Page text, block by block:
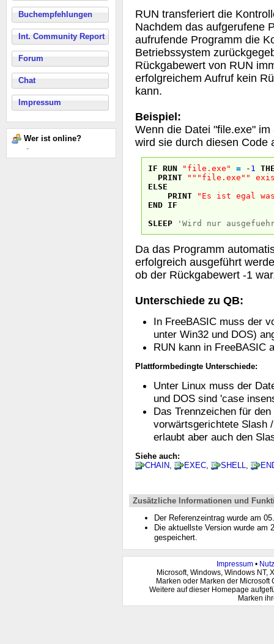
Buchempfehlungen
Int. Community Report
Forum
Chat
Impressum
Wer ist online?
-
RUN transferiert die
Nachdem das aufgerufene
aufrufende Programm die
Betriebssystem
Rückgabewert von RUN
erfolgreichem Aufruf kein
kann.
Beispiel:
Wenn die Datei "file.exe"
wird sie durch diesen Code
IF RUN "file.exe" = - 1
PRINT
"" "file.exe" "
ELSE
PRINT
"Es ist egal
END IF
SLEEP
'Wird nur
Da das Programm
erfolgreich ausgeführt
ob der Rückgabewert -1
Unterschiede zu QB:
In FreeBASIC muss der
unter Win32 und DOS)
RUN kann in FreeBASIC
Plattformbedingte Unterschiede:
Unter Linux muss der
und DOS sind 'case
Das Trennzeichen für
vorwärtsgerichtete Slash
erlaubt aber auch den
Siehe auch:
CHAIN
EXEC SHELL
Zusätzliche Informationen und
Der Referenzeintrag wurde am
Die aktuellste Version wurde am
gespeichert.
Impressum•
Microsoft, Windows, Windows NT,
Marken oder Marken der
Weitere auf dieser Homepage
Marken